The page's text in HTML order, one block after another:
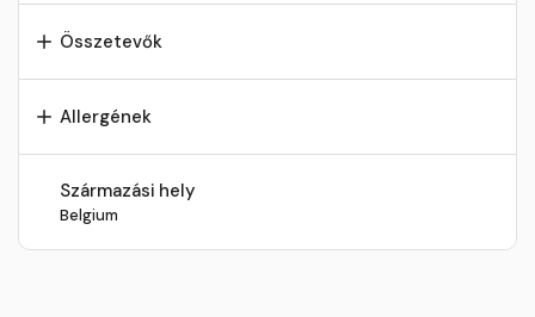
Összetevők
Allergének
Származási hely
Belgium